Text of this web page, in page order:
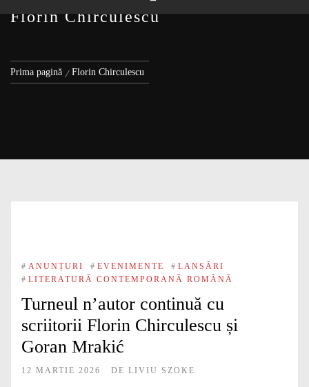
Florin Chirculescu
Prima pagină Florin Chirculescu
# ANUNȚURI # EVENIMENTE # LANSĂRI
# LITERATURĂ CONTEMPORANĂ ROMÂNĂ
Turneul n’autor continuă cu
scriitorii Florin Chirculescu și
Goran Mrakić
12 MARTIE 2026 DE LIVIU SZOKE